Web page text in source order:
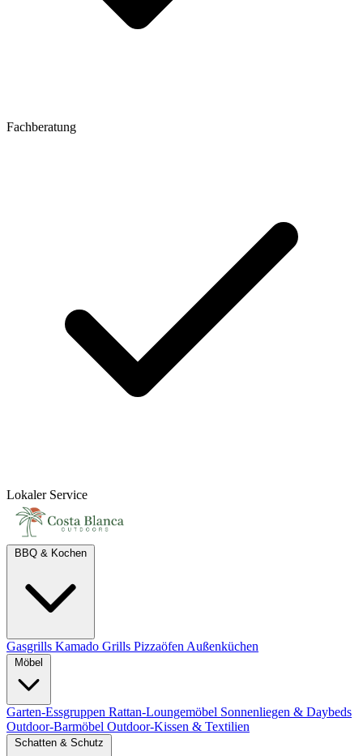
Fachberatung
Lokaler Service
Gasgrills Kamado Grills Pizzaöfen Außenküchen
Garten-Essgruppen Rattan-Loungemöbel Sonnenliegen & Daybeds
Outdoor-Barmöbel Outdoor-Kissen & Textilien